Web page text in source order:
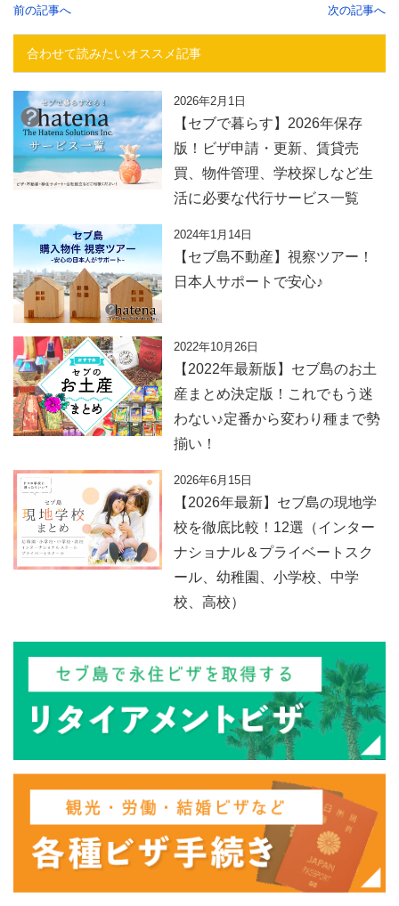
前の記事へ 次の記事へ
合わせて読みたいオススメ記事
2026年2月1日
【セブで暮らす】2026年保存
版！ビザ申請・更新、賃貸売
買、物件管理、学校探しなど生
活に必要な代行サービス一覧
2024年1月14日
【セブ島不動産】視察ツアー！
日本人サポートで安心♪
2022年10月26日
【2022年最新版】セブ島のお土
産まとめ決定版！これでもう迷
わない♪定番から変わり種まで勢
揃い！
2026年6月15日
【2026年最新】セブ島の現地学
校を徹底比較！12選（インター
ナショナル＆プライベートスク
ール、幼稚園、小学校、中学
校、高校）